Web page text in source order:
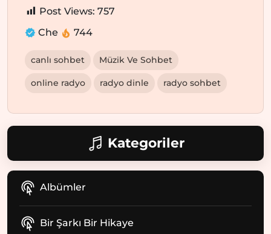
Post Views: 757
Che
744
canlı sohbet Müzik Ve Sohbet
online radyo radyo dinle radyo sohbet
Kategoriler
Albümler
Bir Şarkı Bir Hikaye